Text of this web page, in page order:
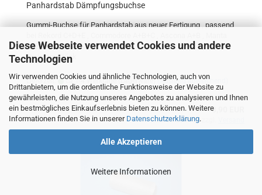
Diese Webseite verwendet Cookies und andere
Technologien
Wir verwenden Cookies und ähnliche Technologien, auch von
Drittanbietern, um die ordentliche Funktionsweise der Website zu
gewährleisten, die Nutzung unseres Angebotes zu analysieren und Ihnen
ein bestmögliches Einkaufserlebnis bieten zu können. Weitere
Informationen finden Sie in unserer Datenschutzerklärung.
Alle Akzeptieren
Weitere Informationen
Panhardstab Dämpfungsbuchse
Gummi-Buchse für Panhardstab aus neuer Fertigung , passend
A+B , Kadett B+C .
Preis pro Stück
Lieferzeit: ca.1-4 Werktage (Lagerware) (Ausland abweichend)
3,90 EUR
inkl. 19% MwSt. zzgl.